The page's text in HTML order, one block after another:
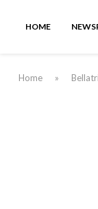
HOME
Home »